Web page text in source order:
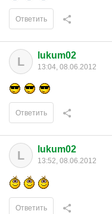
Ответить
L lukum02
13:04, 08.06.2012
Ответить
L lukum02
13:52, 08.06.2012
Ответить